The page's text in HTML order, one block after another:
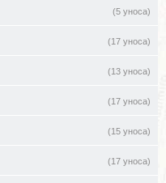
(5 уноса)
(17 уноса)
(13 уноса)
(17 уноса)
(15 уноса)
(17 уноса)